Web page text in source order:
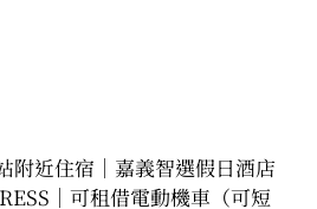
附近住宿｜嘉義智選假日酒店
｜可租借電動機車（可短